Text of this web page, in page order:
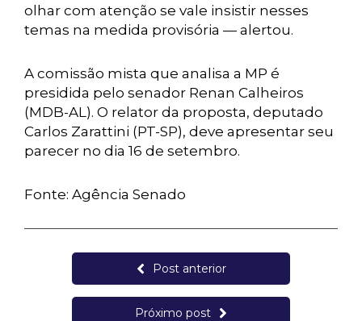
olhar com atenção se vale insistir nesses
temas na medida provisória — alertou.
A comissão mista que analisa a MP é
presidida pelo senador Renan Calheiros
(MDB-AL). O relator da proposta, deputado
Carlos Zarattini (PT-SP), deve apresentar seu
parecer no dia 16 de setembro.
Fonte: Agência Senado
Post anterior
Próximo post